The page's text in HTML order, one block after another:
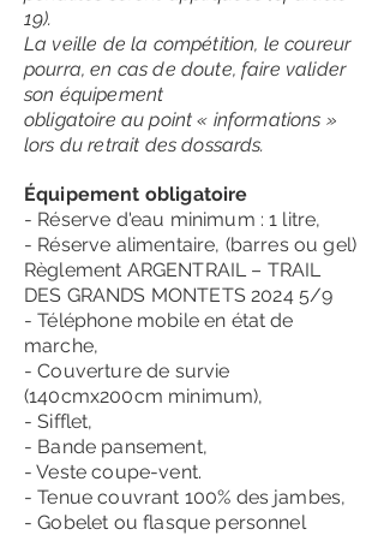
19).
La veille de la compétition, le coureur
pourra, en cas de doute, faire valider
son équipement
obligatoire au point « informations »
lors du retrait des dossards.
Équipement obligatoire
- Réserve d'eau minimum : 1 litre,
- Réserve alimentaire, (barres ou gel)
Règlement ARGENTRAIL – TRAIL
DES GRANDS MONTETS 2024 5/9
- Téléphone mobile en état de
marche,
- Couverture de survie
(140cmx200cm minimum),
- Sifflet,
- Bande pansement,
- Veste coupe-vent.
- Tenue couvrant 100% des jambes,
- Gobelet ou flasque personnel